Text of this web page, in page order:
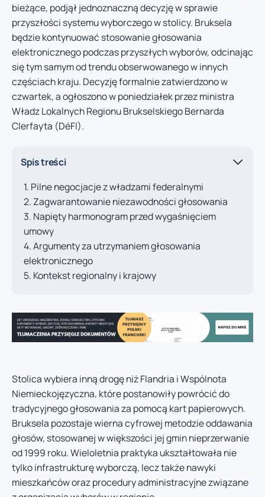
bieżące, podjął jednoznaczną decyzję w sprawie
przyszłości systemu wyborczego w stolicy. Bruksela
będzie kontynuować stosowanie głosowania
elektronicznego podczas przyszłych wyborów, odcinając
się tym samym od trendu obserwowanego w innych
częściach kraju. Decyzję formalnie zatwierdzono w
czwartek, a ogłoszono w poniedziałek przez ministra
Władz Lokalnych Regionu Brukselskiego Bernarda
Clerfayta (DéFI).
Spis treści
Pilne negocjacje z władzami federalnymi
Zagwarantowanie niezawodności głosowania
Napięty harmonogram przed wygaśnięciem
umowy
Argumenty za utrzymaniem głosowania
elektronicznego
Kontekst regionalny i krajowy
Stolica wybiera inną drogę niż Flandria i Wspólnota
Niemieckojęzyczna, które postanowiły powrócić do
tradycyjnego głosowania za pomocą kart papierowych.
Bruksela pozostaje wierna cyfrowej metodzie oddawania
głosów, stosowanej w większości jej gmin nieprzerwanie
od 1999 roku. Wieloletnia praktyka ukształtowała nie
tylko infrastrukturę wyborczą, lecz także nawyki
mieszkańców oraz procedury administracyjne związane